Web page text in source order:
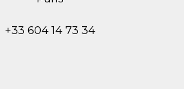
+33 604 14 73 34